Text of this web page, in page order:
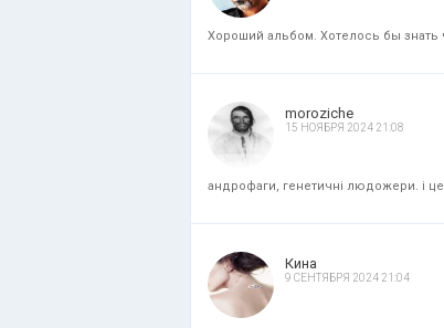
Хороший альбом. Хотелось бы знать
moroziche
15 НОЯБРЯ 2024 21:08
андрофаги, генетичні людожери. і це
Кина
9 СЕНТЯБРЯ 2024 21:04